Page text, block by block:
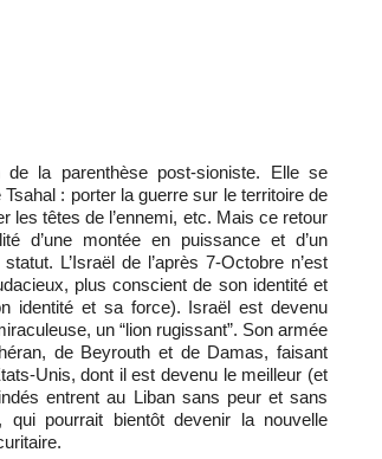
la parenthèse post-sioniste. Elle se
: porter la guerre sur le territoire de
les têtes de l’ennemi, etc. Mais ce retour
d’une montée en puissance et d’un
L’Israël de l’après 7-Octobre n’est
plus conscient de son identité et
identité et sa force). Israël est devenu
un “lion rugissant”. Son armée
de Beyrouth et de Damas, faisant
Unis, dont il est devenu le meilleur (et
entrent au Liban sans peur et sans
pourrait bientôt devenir la nouvelle